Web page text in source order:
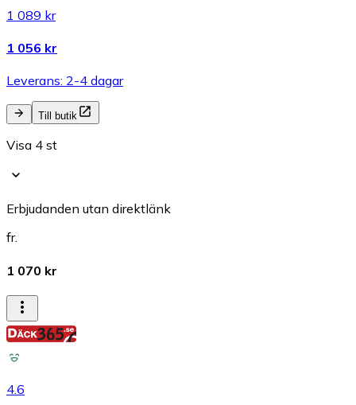
1 089 kr
1 056 kr
Leverans: 2-4 dagar
Till butik
Visa 4 st
Erbjudanden utan direktlänk
fr.
1 070 kr
4.6